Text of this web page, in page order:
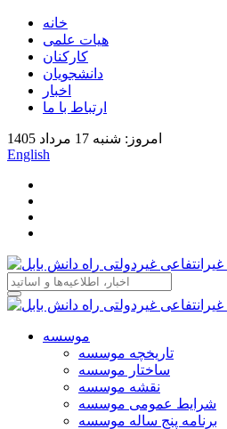
خانه
هیات علمی
کارکنان
دانشجویان
اخبار
ارتباط با ما
امروز: شنبه 17 مرداد 1405
English
موسسه
تاریخچه موسسه
ساختار موسسه
نقشه موسسه
شرایط عمومی موسسه
برنامه پنج ساله موسسه